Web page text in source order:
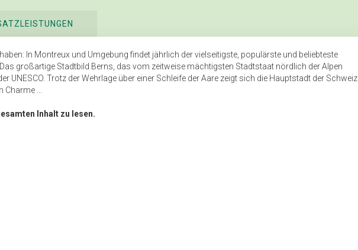
In Montreux und Umgebung findet jährlich der vielseitigste, populärste und beliebteste
großartige Stadtbild Berns, das vom zeitweise mächtigsten Stadtstaat nördlich der Alpen
UNESCO. Trotz der Wehrlage über einer Schleife der Aare zeigt sich die Hauptstadt der Schweiz
...
Inhalt zu lesen.